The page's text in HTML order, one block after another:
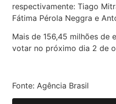
respectivamente: Tiago
Fátima Pérola Neggra e
Mais de 156,45 milhões de
votar no próximo dia 2 de
Fonte: Agência Brasil